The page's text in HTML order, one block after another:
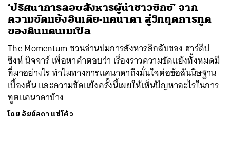
‘ปริศนาการลอบสังหารผู้นำชาวซิกข์’ จาก
ความขัดแย้งอินเดีย-แคนาดา สู่วิกฤตการทูต
ของดินแดนเมเปิล
The Momentum ชวนอ่านปมการสังหารลึกลับของ ฮาร์ดีป
ซิงห์ นิจจาร์ เพื่อหาคำตอบว่า เรื่องราวความขัดแย้งทั้งหมดมี
ที่มาอย่างไร ทำไมทางการแคนาดาถึงมั่นใจต่อข้อสันนิษฐาน
เบื้องต้น และความขัดแย้งครั้งนี้เผยให้เห็นปัญหาอะไรในการ
ทูตแคนาดาบ้าง
โดย อัยย์ลดา แซ่โค้ว